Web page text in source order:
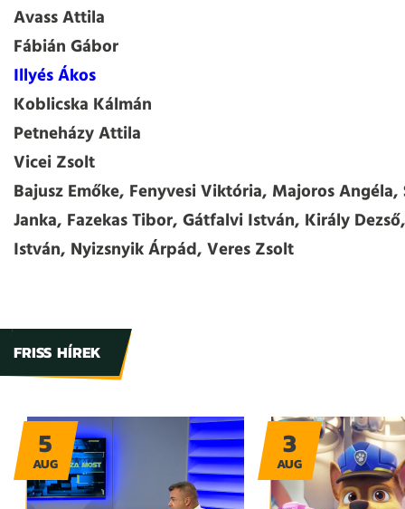
Avass Attila
Fábián Gábor
Illyés Ákos
Koblicska Kálmán
Petneházy Attila
Vicei Zsolt
Bajusz Emőke, Fenyvesi Viktória, Majoros Angéla,
Janka, Fazekas Tibor, Gátfalvi István, Király
István, Nyizsnyik Árpád, Veres Zsolt
FRISS HÍREK
5
AUG
3
AUG